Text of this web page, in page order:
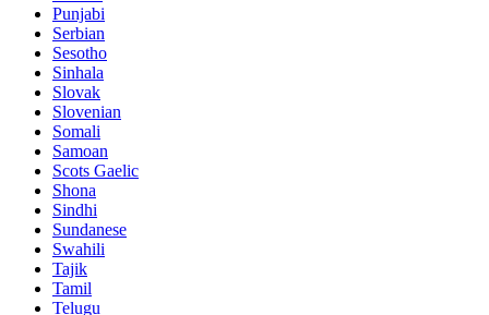
Punjabi
Serbian
Sesotho
Sinhala
Slovak
Slovenian
Somali
Samoan
Scots Gaelic
Shona
Sindhi
Sundanese
Swahili
Tajik
Tamil
Telugu